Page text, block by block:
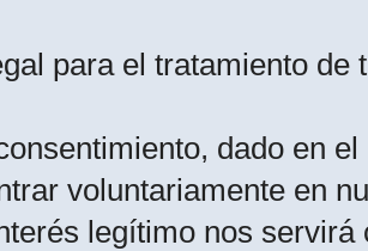
para el tratamiento
dado en el
voluntariamente en
legítimo nos servirá